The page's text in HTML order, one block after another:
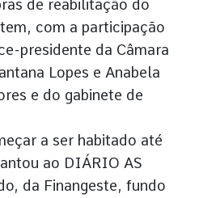
de reabilitação do
com a participação
presidente da Câmara
Lopes e Anabela
e do gabinete de
a ser habitado até
ao DIÁRIO AS
da Finangeste, fundo